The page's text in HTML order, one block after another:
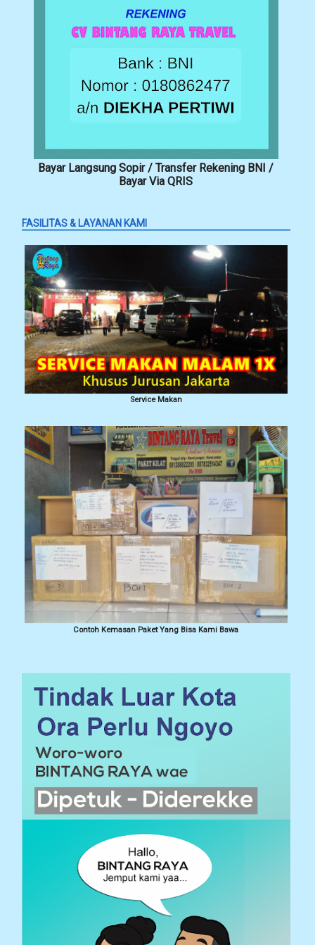
Bayar Langsung Sopir / Transfer Rekening BNI /
Bayar Via QRIS
FASILITAS & LAYANAN KAMI
Service Makan
Contoh Kemasan Paket Yang Bisa Kami Bawa